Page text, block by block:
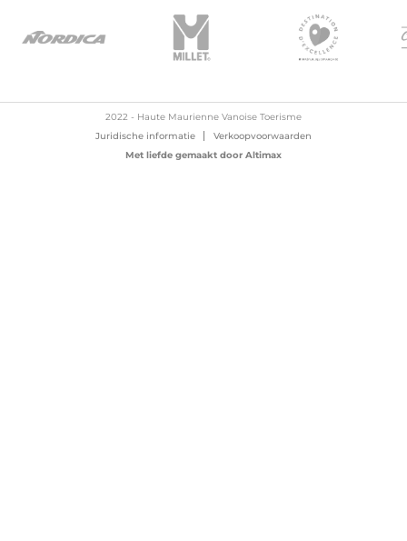
2022 - Haute Maurienne Vanoise Toerisme
Juridische informatie
Verkoopvoorwaarden
Met liefde gemaakt door Altimax